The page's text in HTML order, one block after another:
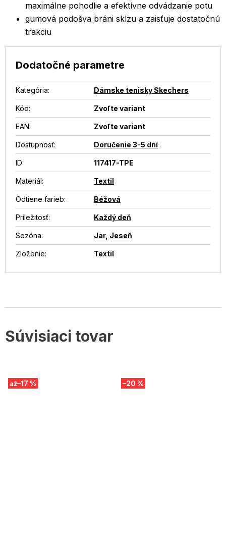
Súvisiaci tovar
až–17 % –20 %
maximálne pohodlie a efektívne odvádzanie potu
gumová podošva bráni sklzu a zaisťuje dostatočnú
trakciu
Dodatočné parametre
Kategória: Dámske tenisky Skechers
Kód: Zvoľte variant
EAN: Zvoľte variant
Dostupnosť: Doručenie 3-5 dní
ID: 117417-TPE
Materiál: Textil
Odtiene farieb: Béžová
Príležitosť: Každý deň
Sezóna: Jar, Jeseň
Zloženie: Textil